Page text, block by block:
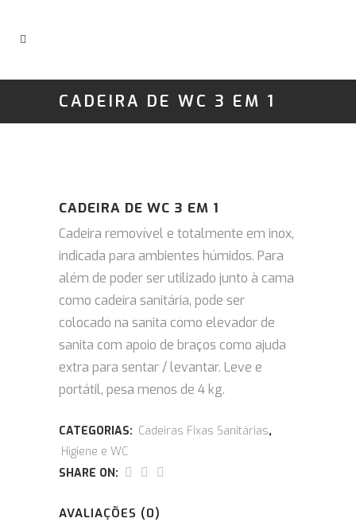
CADEIRA DE WC 3 EM 1
CADEIRA DE WC 3 EM 1
Cadeira removível e totalmente em inox,
indicada para ambientes húmidos. Para
além de poder ser utilizado junto à cama
como cadeira sanitária, pode ser
colocado na sanita como elevador de
sanita com apoio de braços como ajuda
extra para sentar / levantar. Leve e
portátil, pesa menos de 4 kg.
CATEGORIAS: Cadeiras Fixas Sanitárias,
Higiene e WC
SHARE ON:
AVALIAÇÕES (0)